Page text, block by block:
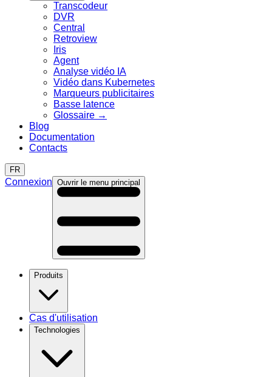
Transcodeur
DVR
Central
Retroview
Iris
Agent
Analyse vidéo IA
Vidéo dans Kubernetes
Marqueurs publicitaires
Basse latence
Glossaire →
Blog
Documentation
Contacts
FR
Connexion Ouvrir le menu principal
Produits
Cas d'utilisation
Technologies